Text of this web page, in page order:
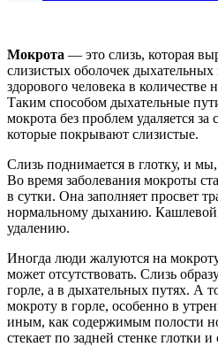
Мокрота — это слизь, которая
слизистых оболочек
здорового человека в количестве
Таким способом дыхательные
мокрота без проблем удаляется за
которые покрывают слизистые.
Слизь поднимается в глотку, и
Во время заболевания мокроты
в сутки. Она заполняет просвет
нормальному дыханию. Кашлевой
удалению.
Иногда люди жалуются на
может отсутствовать. Слизь
горле, а в дыхательных путях. А
мокроту в горле, особенно в
иным, как содержимым полости
стекает по задней стенке глотки и